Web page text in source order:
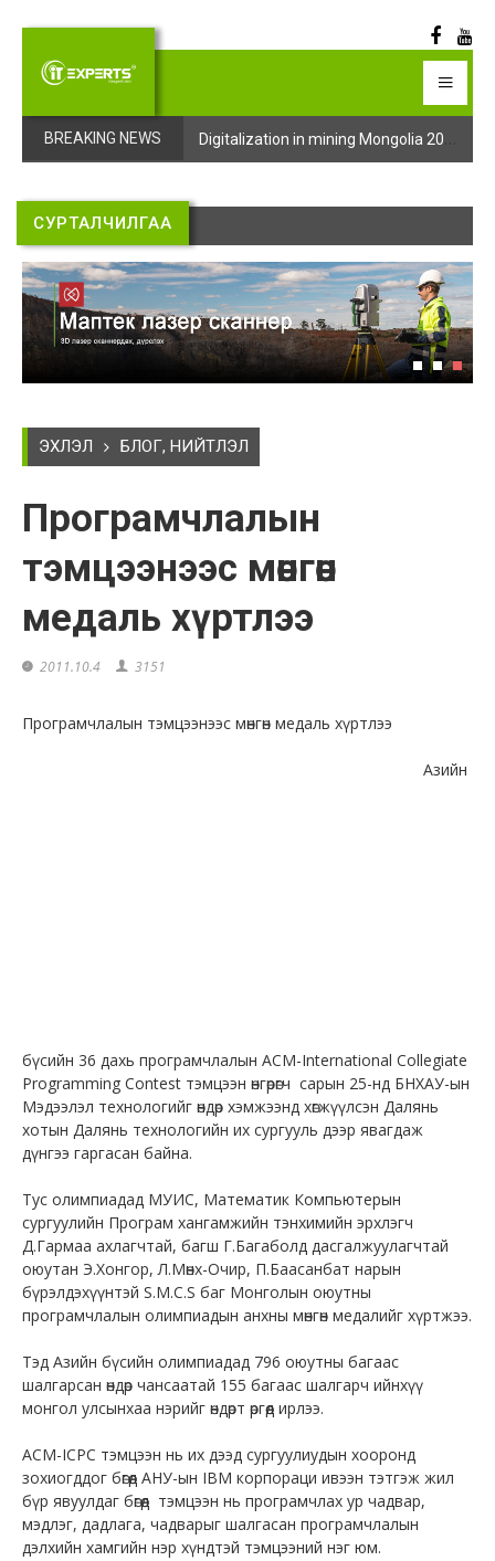
BREAKING NEWS
Digitalization in mining Mongolia 2025 арга хэмжээний бүртгэл эхэллээ Digitalization in mining Mongolia 2025 арга хэмжээний бүртгэл эхэллээ
СУРТАЛЧИЛГАА
ЭХЛЭЛ БЛОГ, НИЙТЛЭЛ
Програмчлалын
тэмцээнээс мөнгөн
медаль хүртлээ
2011.10.4 3151
Програмчлалын тэмцээнээс мөнгөн медаль хүртлээ
Азийн
бүсийн 36 дахь програмчлалын ACM-International Collegiate
Programming Contest тэмцээн өнгөрөгч сарын 25-нд БНХАУ-ын
Мэдээлэл технологийг өндөр хэмжээнд хөгжүүлсэн Далянь
хотын Далянь технологийн их сургууль дээр явагдаж
дүнгээ гаргасан байна.
Тус олимпиадад МУИС, Математик Компьютерын
сургуулийн Програм хангамжийн тэнхимийн эрхлэгч
Д.Гармаа ахлагчтай, багш Г.Багаболд дасгалжуулагчтай
оюутан Э.Хонгор, Л.Мөнх-Очир, П.Баасанбат нарын
бүрэлдэхүүнтэй S.M.C.S баг Монголын оюутны
програмчлалын олимпиадын анхны мөнгөн медалийг хүртжээ.
Тэд Азийн бүсийн олимпиадад 796 оюутны багаас
шалгарсан өндөр чансаатай 155 багаас шалгарч ийнхүү
монгол улсынхаа нэрийг өндөрт өргөөд ирлээ.
АСM-ICPC тэмцээн нь их дээд сургуулиудын хооронд
зохиогддог бөгөөд АНУ-ын IBM корпораци ивээн тэтгэж жил
бүр явуулдаг бөгөөд тэмцээн нь програмчлах ур чадвар,
мэдлэг, дадлага, чадварыг шалгасан програмчлалын
дэлхийн хамгийн нэр хүндтэй тэмцээний нэг юм.